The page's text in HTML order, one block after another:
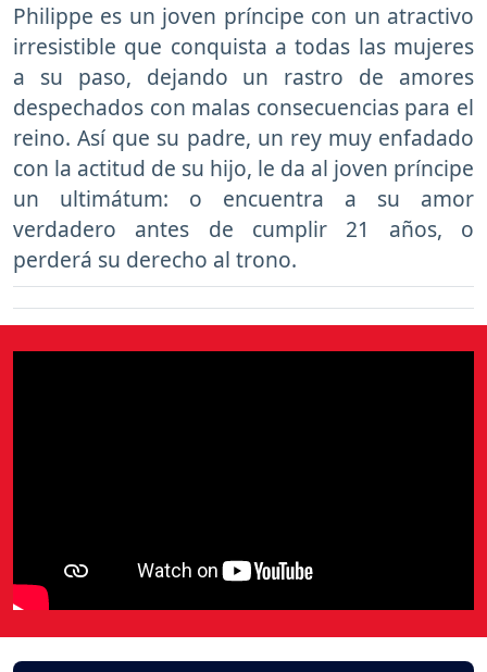
Philippe es un joven príncipe con un atractivo
irresistible que conquista a todas las mujeres
a su paso, dejando un rastro de amores
despechados con malas consecuencias para el
reino. Así que su padre, un rey muy enfadado
con la actitud de su hijo, le da al joven príncipe
un ultimátum: o encuentra a su amor
verdadero antes de cumplir 21 años, o
perderá su derecho al trono.